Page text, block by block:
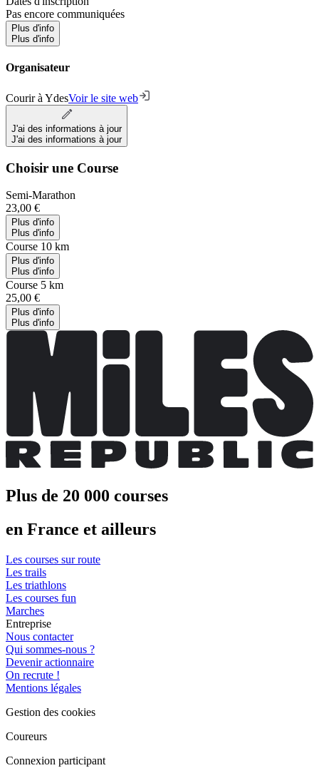
Pas encore communiquées
Plus d'info
Plus d'info
Organisateur
Courir à YdesVoir le site web
J'ai des informations à jour
J'ai des informations à jour
Choisir une Course
Semi-Marathon
23,00 €
Plus d'info
Plus d'info
Course 10 km
Plus d'info
Plus d'info
Course 5 km
25,00 €
Plus d'info
Plus d'info
Plus de 20 000 courses
en France et ailleurs
Les courses sur route
Les trails
Les triathlons
Les courses fun
Marches
Entreprise
Nous contacter
Qui sommes-nous ?
Devenir actionnaire
On recrute !
Mentions légales
Gestion des cookies
Coureurs
Connexion participant